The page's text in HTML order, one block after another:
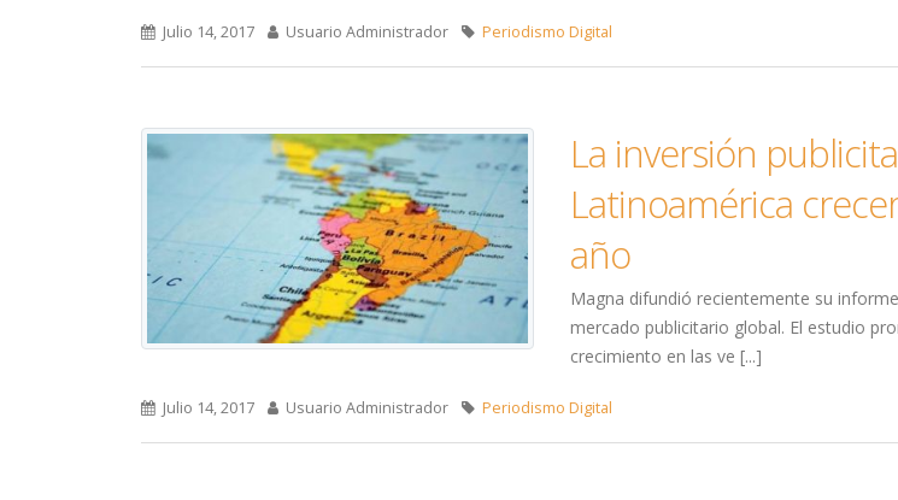
Julio 14, 2017 Usuario Administrador Periodismo Digital
La inversión
Latinoamérica
año
Magna difundió recientemente su
mercado publicitario global. El estudio
crecimiento en las ve [...]
Julio 14, 2017 Usuario Administrador Periodismo Digital